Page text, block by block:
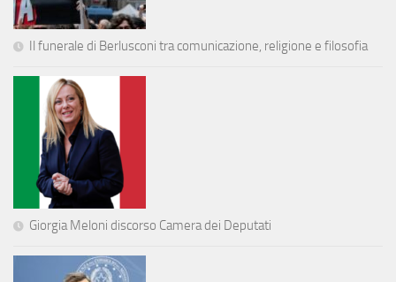
Il funerale di Berlusconi tra comunicazione, religione e filosofia
Giorgia Meloni discorso Camera dei Deputati